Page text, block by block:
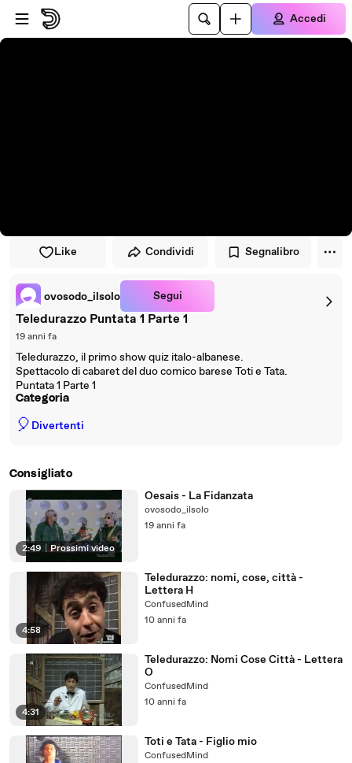
Vai al lettore
Passa al contenuto principale
Accedi
Like Condividi Segnalibro
ovosodo_ilsolo Segui
Teledurazzo Puntata 1 Parte 1
19 anni fa
Teledurazzo, il primo show quiz italo-albanese.
Spettacolo di cabaret del duo comico barese Toti e Tata.
Puntata 1 Parte 1
Categoria
🎈 Divertenti
Consigliato
2:49 Prossimi video
Oesais - La Fidanzata
ovosodo_ilsolo
19 anni fa
4:58
Teledurazzo: nomi, cose, città -
Lettera H
ConfusedMind
10 anni fa
4:31
Teledurazzo: Nomi Cose Città - Lettera
O
ConfusedMind
10 anni fa
Toti e Tata - Figlio mio
ConfusedMind